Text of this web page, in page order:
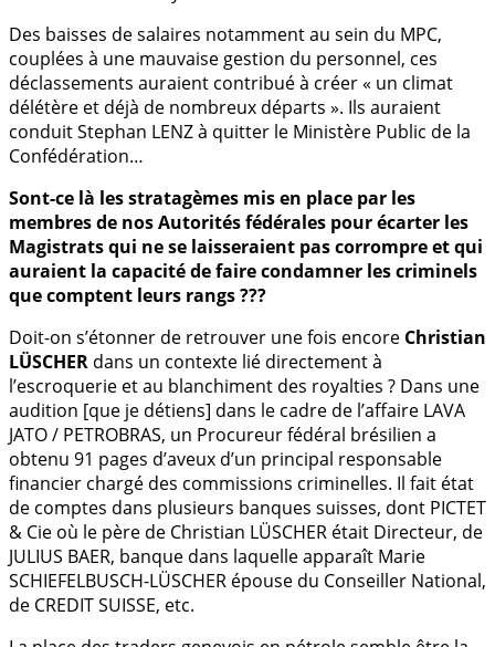
Des baisses de salaires notamment au sein du MPC,
couplées à une mauvaise gestion du personnel, ces
déclassements auraient contribué à créer « un climat
délétère et déjà de nombreux départs ». Ils auraient
conduit Stephan LENZ à quitter le Ministère Public de la
Confédération…
Sont-ce là les stratagèmes mis en place par les
membres de nos Autorités fédérales pour écarter les
Magistrats qui ne se laisseraient pas corrompre et qui
auraient la capacité de faire condamner les criminels
que comptent leurs rangs ???
Doit-on s’étonner de retrouver une fois encore Christian
LÜSCHER dans un contexte lié directement à
l’escroquerie et au blanchiment des royalties ? Dans une
audition [que je détiens] dans le cadre de l’affaire LAVA
JATO / PETROBRAS, un Procureur fédéral brésilien a
obtenu 91 pages d’aveux d’un principal responsable
financier chargé des commissions criminelles. Il fait état
de comptes dans plusieurs banques suisses, dont PICTET
& Cie où le père de Christian LÜSCHER était Directeur, de
JULIUS BAER, banque dans laquelle apparaît Marie
SCHIEFELBUSCH-LÜSCHER épouse du Conseiller National,
de CREDIT SUISSE, etc.